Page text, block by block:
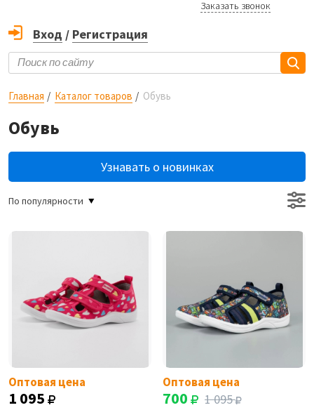
Заказать звонок
Вход / Регистрация
Главная Каталог товаров Обувь
Обувь
Узнавать о новинках
По популярности
Оптовая цена
1 095
Оптовая цена
700 1 095